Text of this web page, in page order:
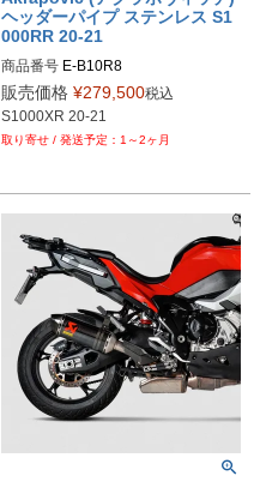
ヘッダーパイプ ステンレス S1
000RR 20-21
商品番号 E-B10R8
販売価格 ¥279,500税込
S1000XR 20-21
1～2ヶ月